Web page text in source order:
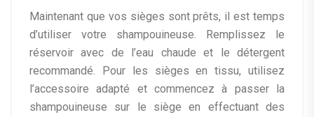
Maintenant que vos sièges sont prêts, il est temps
d’utiliser votre shampouineuse. Remplissez le
réservoir avec de l’eau chaude et le détergent
recommandé. Pour les sièges en tissu, utilisez
l’accessoire adapté et commencez à passer la
shampouineuse sur le siège en effectuant des